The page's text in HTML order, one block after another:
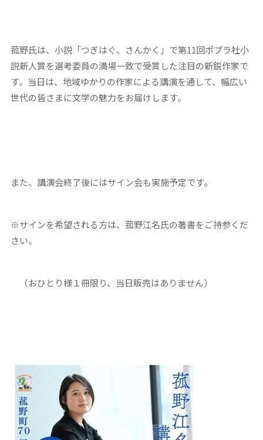
菰野氏は、小説「つぎはぐ、さんかく」で第11回ポプラ社小
説新人賞を選考委員の満場一致で受賞した注目の新鋭作家で
す。当日は、地域ゆかりの作家による講演を通して、幅広い
世代の皆さまに文学の魅力をお届けします。
また、講演会終了後にはサイン会も実施予定です。
※サインを希望される方は、菰野江名氏の著書をご持参くだ
さい。
（おひとり様１冊限り、当日販売はありません）